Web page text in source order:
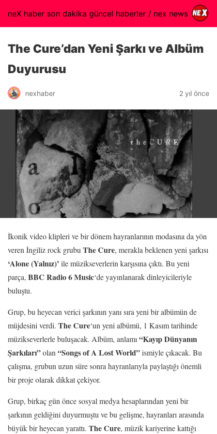
neX haber son dakika güncel haberler / nex news
The Cure’dan Yeni Şarkı ve Albüm
Duyurusu
nexhaber 2 yıl önce
İkonik video klipleri ve bir dönem hayranlarının modasına da yön
veren İngiliz rock grubu The Cure, merakla beklenen yeni şarkısı
‘Alone (Yalnız)’ ile müzikseverlerin karşısına çıktı. Bu yeni
parça, BBC Radio 6 Music‘de yayınlanarak dinleyicileriyle
buluştu.
Grup, bu heyecan verici şarkının yanı sıra yeni bir albümün de
müjdesini verdi. The Cure‘un yeni albümü, 1 Kasım tarihinde
müzikseverlerle buluşacak. Albüm, anlamı “Kayıp Dünyanın
Şarkıları”olan “Songs of A Lost World”ismiyle çıkacak. Bu
çalışma, grubun uzun süre sonra hayranlarıyla paylaştığı önemli
bir proje olarak dikkat çekiyor.
Grup, birkaç gün önce sosyal medya hesaplarından yeni bir
şarkının geldiğini duyurmuştu ve bu gelişme, hayranları arasında
büyük bir heyecan yarattı. The Cure, müzik kariyerine kattığı